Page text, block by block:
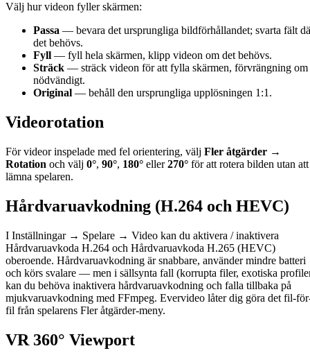
Välj hur videon fyller skärmen:
Passa — bevara det ursprungliga bildförhållandet; svarta fält
det behövs.
Fyll — fyll hela skärmen, klipp videon om det behövs.
Sträck — sträck videon för att fylla skärmen, förvrängning om
nödvändigt.
Original — behåll den ursprungliga upplösningen 1:1.
Videorotation
För videor inspelade med fel orientering, välj Fler åtgärder →
Rotation och välj 0°, 90°, 180° eller270° för att rotera bilden utan att
lämna spelaren.
Hårdvaruavkodning (H.264 och HEVC)
I Inställningar → Spelare → Video kan du aktivera / inaktivera
Hårdvaruavkoda H.264 och Hårdvaruavkoda H.265 (HEVC)
oberoende. Hårdvaruavkodning är snabbare, använder mindre batteri
och körs svalare — men i sällsynta fall (korrupta filer, exotiska
kan du behöva inaktivera hårdvaruavkodning och falla tillbaka på
mjukvaruavkodning med FFmpeg. Evervideo låter dig göra det fil-
fil från spelarens Fler åtgärder-meny.
VR 360° Viewport